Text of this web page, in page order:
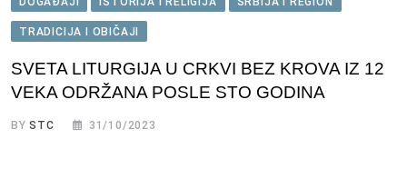
TRADICIJA I OBIČAJI
SVETA LITURGIJA U CRKVI BEZ KROVA IZ 12
VEKA ODRŽANA POSLE STO GODINA
BYSTC 31/10/2023